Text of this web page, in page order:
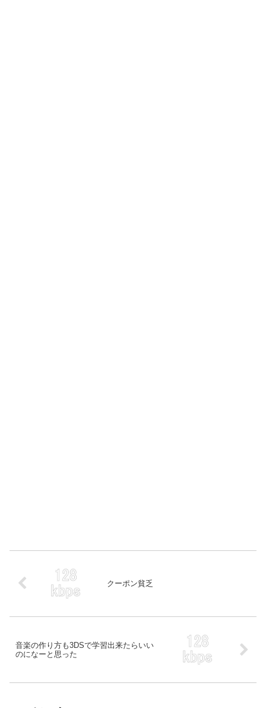
クーポン貧乏
音楽の作り方も3DSで学習出来たらいい
のになーと思った